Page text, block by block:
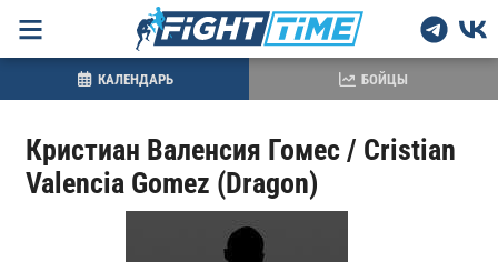
Кристиан Валенсия Гомес / Cristian
Valencia Gomez (Dragon)
КАЛЕНДАРЬ БОЙЦЫ